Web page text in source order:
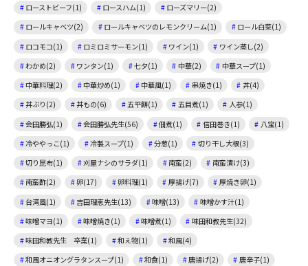
ローストビーフ(1)
ロースハム(1)
ローズマリー(2)
ロールキャベツ(2)
ロールキャベツのレモンクリーム(1)
ロール白菜(1)
ロコモコ(1)
ロミロミサーモン(1) ワイン(1)
ワイン蒸し(2)
わかめ(2)
ワンタン(1) 七夕(1) 中華(2)
中華スープ(1)
中華料理(2)
中華炒め(1) 中華風(1) 串焼き(1)
丼(4)
丼ぶり(2)
丼もの(6) 五平餅(1) 五目煮(1)
人参(1)
会田勝弘(1)
会田勝弘先生(56) 佃煮(1) 信田巻き(1)
八宝(1)
冷ややっこ(1)
冷製スープ(1) 分葱(1)
切り干し大根(3)
切り昆布(1)
刈屋ナシのサラダ(1) 南蛮(2)
南蛮漬け(3)
南蛮酢(2)
卵(17) 卵料理(1) 厚揚げ(7)
厚焼き卵(1)
台湾風(1)
吉田理恵先生(13) 味噌(13)
味噌かす汁(1)
味噌マヨ(1)
味噌焼き(1) 味噌煮(1)
味田和教先生(32)
味田和教先生 卒業(1)
和え物(1)
和風(4)
和風オニオングラタンスープ(1)
和食(1) 唐揚げ(2)
唐辛子(1)